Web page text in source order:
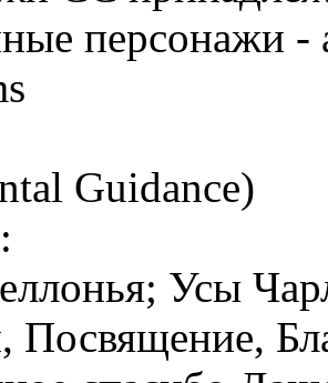
персонажи -
Guidance)
Усы
Посвящение,